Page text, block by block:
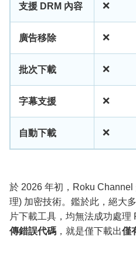
支援 DRM 內容 ❌
廣告移除 ❌
批次下載 ❌
字幕支援 ❌
自動下載 ❌
於 2026 年初，Roku
理) 加密技術。鑑於此，絕大
片下載工具，均無法成功處理
傳錯誤代碼 ，就是僅下載出僅